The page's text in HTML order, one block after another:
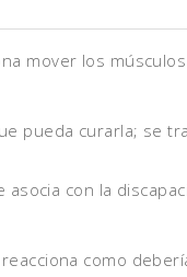
mover los
pueda curarla; se
con la
como